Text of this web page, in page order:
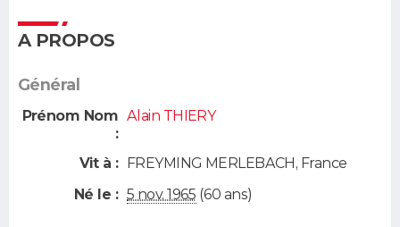
A PROPOS
Général
Prénom Nom
:
Alain THIERY
Vit à : FREYMING MERLEBACH , France
Né le : 5 nov. 1965 (60 ans)